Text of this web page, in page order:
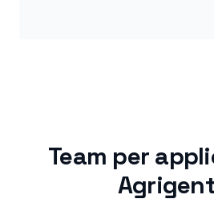
Team per